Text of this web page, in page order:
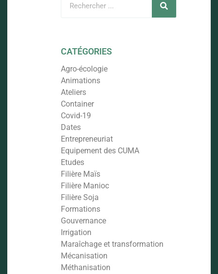
CATÉGORIES
Agro-écologie
Animations
Ateliers
Container
Covid-19
Dates
Entrepreneuriat
Equipement des CUMA
Etudes
Filière Maïs
Filière Manioc
Filière Soja
Formations
Gouvernance
Irrigation
Maraîchage et transformation
Mécanisation
Méthanisation